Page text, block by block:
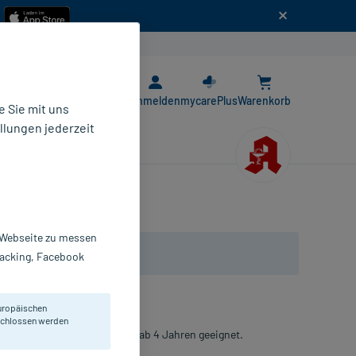
AnmeldenmycarePlusWarenkorb
Für Kinder ab 4 Jahren geeignet.
Sie mit uns
jederzeit
zu messen
Facebook
werden